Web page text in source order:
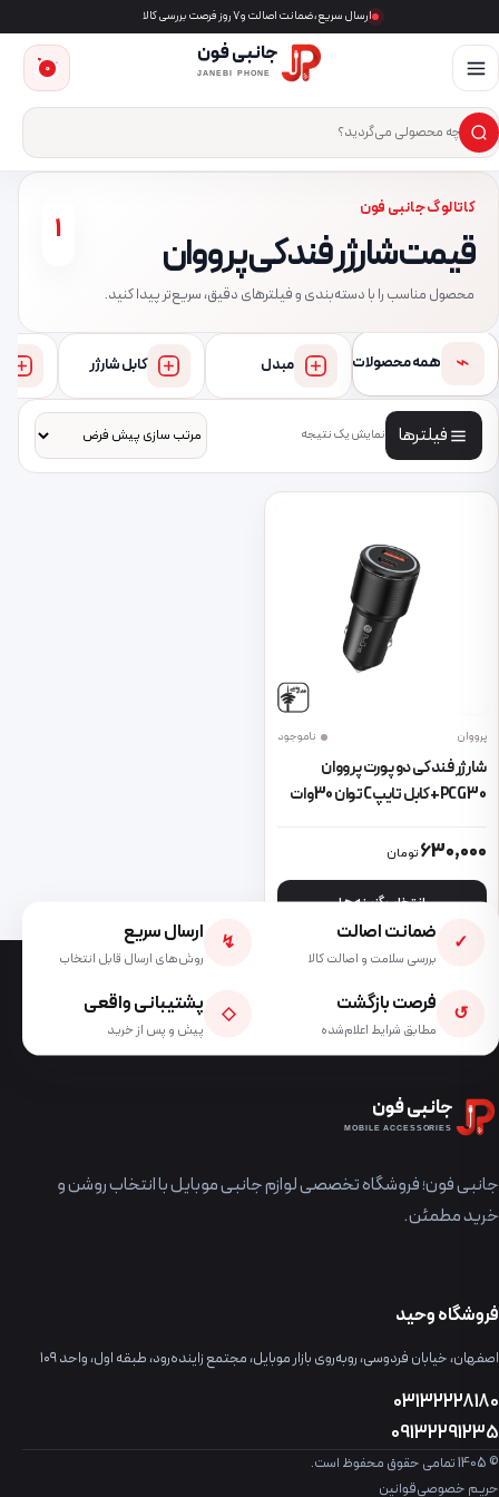
ارسال سریع، ضمانت اصالت و ۷ روز فرصت بررسی کالا
جانبی فون
JANEBI PHONE
جست‌وجوی محصول
×
0
کاتالوگ جانبی فون
قیمت شارژر فندکی پرووان
محصول مناسب را با دسته‌بندی و فیلترهای دقیق، سریع‌تر پیدا کنید.
1
⌁ همه محصولات مبدل کابل شارژر
فیلترها نمایش یک نتیجه
پرووان ناموجود
شارژر فندکی دو پورت پرووان
PCG30+کابل تایپCتوان 30وات
630,000تومان
انتخاب گزینه ها
این محصول دارای انواع مختلفی می باشد. گزینه ها ممکن است در
✓ ضمانت اصالت
بررسی سلامت و اصالت کالا
↯ ارسال سریع
روش‌های ارسال قابل انتخاب
↺ فرصت بازگشت
مطابق شرایط اعلام‌شده
◇ پشتیبانی واقعی
پیش و پس از خرید
جانبی فون
MOBILE ACCESSORIES
جانبی فون؛ فروشگاه تخصصی لوازم جانبی موبایل با انتخاب روشن و
خرید مطمئن.
فروشگاه وحید
اصفهان، خیابان فردوسی، روبه‌روی بازار موبایل، مجتمع زاینده‌رود، طبقه اول، واحد ۱۰۹
03132228180
09132291235
© 1405 تمامی حقوق محفوظ است.
حریم خصوصیقوانین